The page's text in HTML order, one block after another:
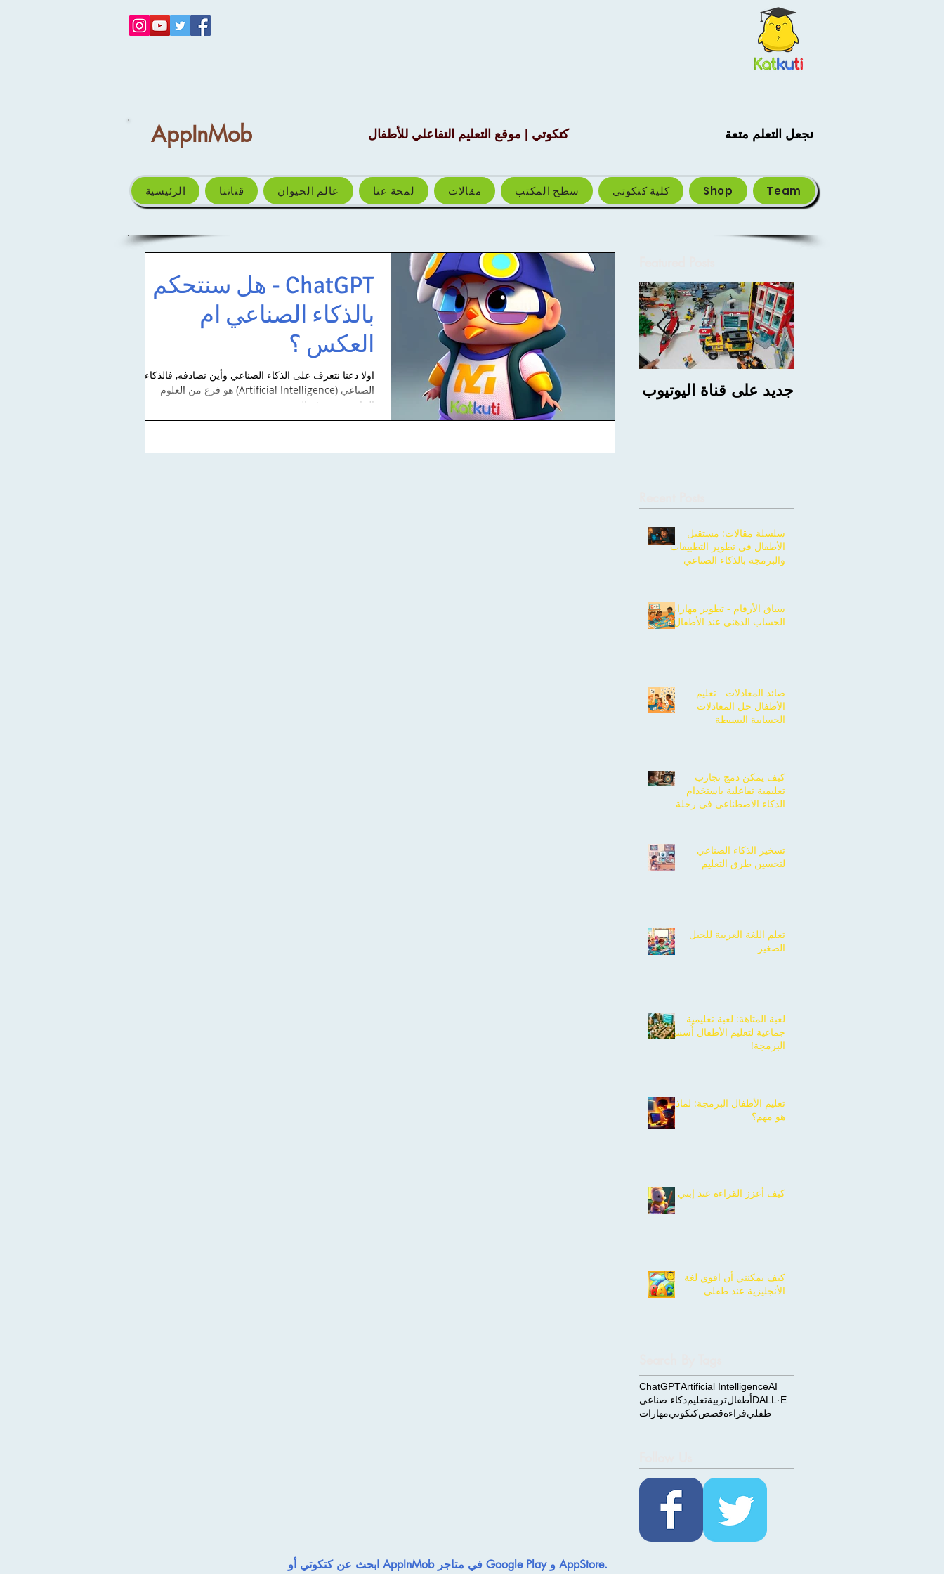
AppInMob كتكوتي | موقع التعليم التفاعلي للأطفال نجعل التعلم متعة
الرئيسية قناتنا عالم الحيوان لمحة عنا مقالات سطح المكتب كلية كتكوتي Shop Team
ChatGPT - هل سنتحكم
بالذكاء الصناعي ام
العكس ؟
اولا دعنا نتعرف على الذكاء الصناعي وأين نصادفه, فالذكاء
الصناعي (Artificial Intelligence) هو فرع من العلوم
الحاسوبية يهدف إلى تصميم...
جديد على قناة اليوتيوب
New Releasr Learning لقاء مؤسس كتكوتي مع
موقع شوف shof.co.il
hackOn التخنيون لوّنوا معنا يا اطفال
سلسلة مقالات: مستقبل
الأطفال في تطوير التطبيقات
والبرمجة بالذكاء الصناعي
سباق الأرقام - تطوير مهارات
الحساب الذهني عند الأطفال
صائد المعادلات - تعليم
الأطفال حل المعادلات
الحسابية البسيطة
كيف يمكن دمج تجارب
تعليمية تفاعلية باستخدام
الذكاء الاصطناعي في رحلة
تسخير الذكاء الصناعي
لتحسين طرق التعليم
تعلم اللغة العربية للجيل
الصغير
لعبة المتاهة: لعبة تعليمية
جماعية لتعليم الأطفال أُسس
البرمجة!
تعليم الأطفال البرمجة: لماذا
هو مهم؟
كيف أعزز القراءة عند إبني
كيف يمكنني أن اقوي لغة
الأنجليزية عند طفلي
AI
Artificial Intelligence
ChatGPT
DALL·Eأطفالتربيةتعليمذكاء صناعي
طفليقراءةقصصكتكوتيمهارات
ابحث عن كتكوتي أو AppInMob في متاجر Google Play و AppStore.